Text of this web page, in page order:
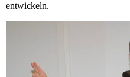
entwickeln.